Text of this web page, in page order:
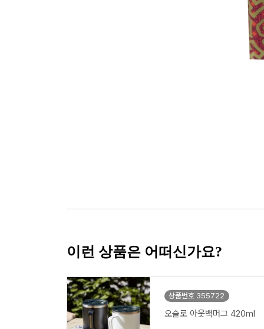
이런 상품은 어떠신가요?
상품번호 355722
오슬로 아웃백머그 420ml